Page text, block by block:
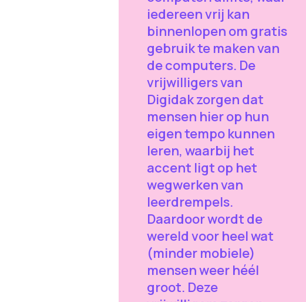
iedereen vrij kan
binnenlopen om gratis
gebruik te maken van
de computers. De
vrijwilligers van
Digidak zorgen dat
mensen hier op hun
eigen tempo kunnen
leren, waarbij het
accent ligt op het
wegwerken van
leerdrempels.
Daardoor wordt de
wereld voor heel wat
(minder mobiele)
mensen weer héél
groot. Deze